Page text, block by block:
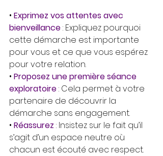
• Exprimez vos attentes avec
bienveillance : Expliquez pourquoi
cette démarche est importante
pour vous et ce que vous espérez
pour votre relation.
• Proposez une première séance
exploratoire : Cela permet à votre
partenaire de découvrir la
démarche sans engagement.
• Réassurez : Insistez sur le fait qu’il
s’agit d’un espace neutre où
chacun est écouté avec respect.